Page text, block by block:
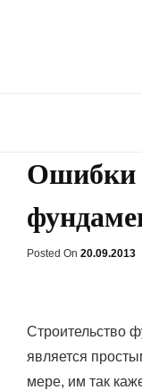
opt-
Ошибки
Posted On Posted
20.09.2013
Строительство
является
мере, им так